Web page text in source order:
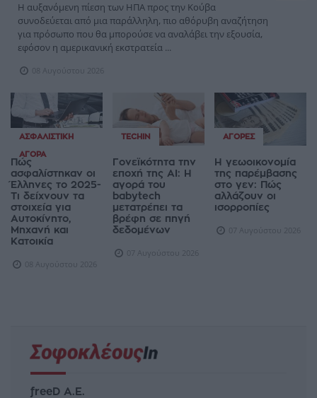
Η αυξανόμενη πίεση των ΗΠΑ προς την Κούβα
συνοδεύεται από μια παράλληλη, πιο αθόρυβη αναζήτηση
για πρόσωπο που θα μπορούσε να αναλάβει την εξουσία,
εφόσον η αμερικανική εκστρατεία ...
08 Αυγούστου 2026
ΑΣΦΑΛΙΣΤΙΚΉ
ΑΓΟΡΆ
Πώς
ασφαλίστηκαν οι
Έλληνες το 2025-
Τι δείχνουν τα
στοιχεία για
Αυτοκίνητο,
Μηχανή και
Κατοικία
08 Αυγούστου 2026
TECHIN
Γονεϊκότητα την
εποχή της AI: Η
αγορά του
babytech
μετατρέπει τα
βρέφη σε πηγή
δεδομένων
07 Αυγούστου 2026
ΑΓΟΡΈΣ
Η γεωοικονομία
της παρέμβασης
στο γεν: Πώς
αλλάζουν οι
ισορροπίες
07 Αυγούστου 2026
freeD Α.Ε.